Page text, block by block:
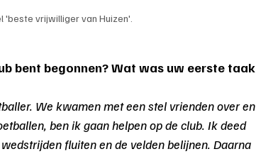
vrijwilliger van Huizen'.
bent begonnen? Wat was uw eerste taak
We kwamen met een stel vrienden over en
ben ik gaan helpen op de club. Ik deed
fluiten en de velden belijnen. Daarna